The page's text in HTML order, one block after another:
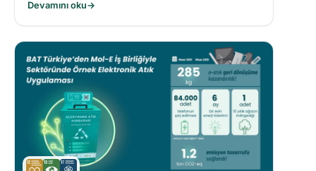
sonucunda %21’lik azaltım sağladı.
Devamını oku→